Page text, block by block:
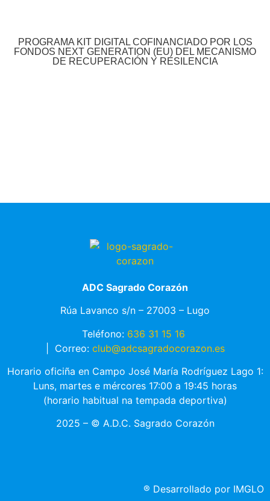
PROGRAMA KIT DIGITAL COFINANCIADO POR LOS
FONDOS NEXT GENERATION (EU) DEL MECANISMO
DE RECUPERACIÓN Y RESILENCIA
ADC Sagrado Corazón
Rúa Lavanco s/n – 27003 – Lugo
Teléfono: 636 31 15 16
Correo: club@adcsagradocorazon.es
Horario oficiña en Campo José María Rodríguez Lago 1:
Luns, martes e mércores 17:00 a 19:45 horas
(horario habitual na tempada deportiva)
2025 – © A.D.C. Sagrado Corazón
® Desarrollado por IMGLO